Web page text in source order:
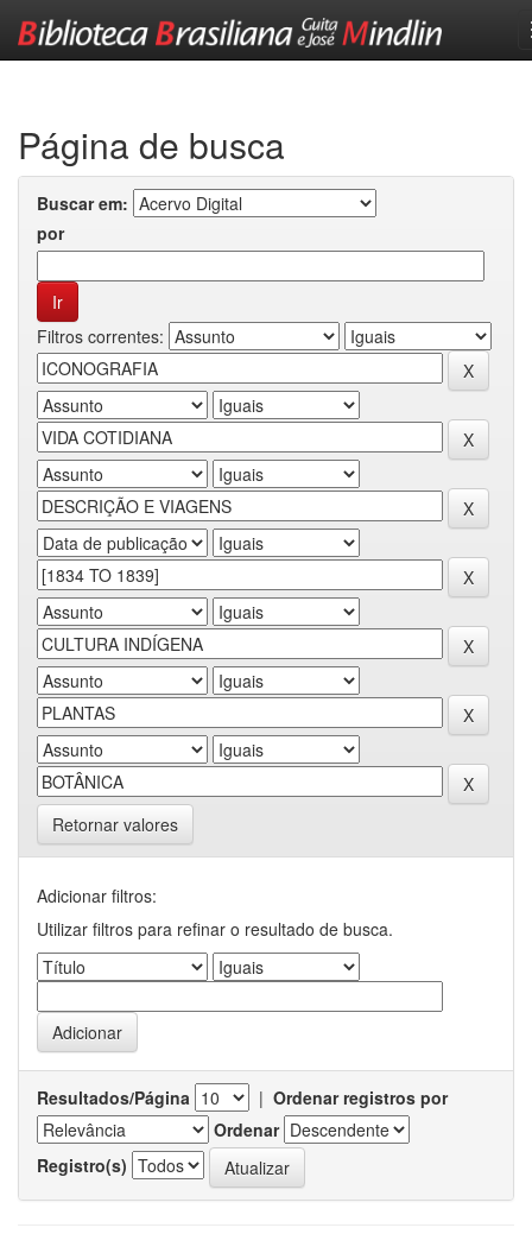
Página de busca
Buscar em:
por
Filtros correntes:
Retornar valores
Adicionar filtros:
Utilizar filtros para refinar o resultado de busca.
Resultados/Página | Ordenar registros por
Ordenar
Registro(s)